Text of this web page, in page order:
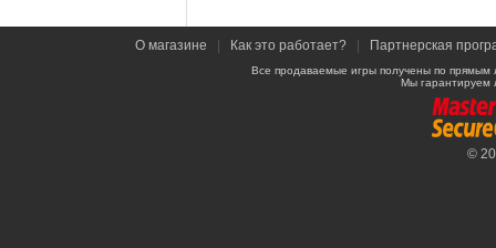
О магазине Как это работает? Партнерская
Все продаваемые игры получены по
Мы гарантируем
©